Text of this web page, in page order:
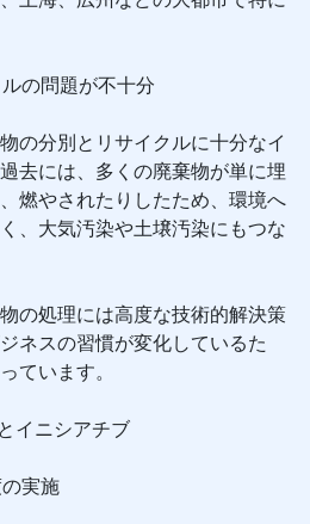
の問題が不十分
の分別とリサイクルに十分なイ
去には、多くの廃棄物が単に埋
燃やされたりしたため、環境へ
、大気汚染や土壌汚染にもつな
の処理には高度な技術的解決策
ネスの習慣が変化しているた
ています。
イニシアチブ
実施